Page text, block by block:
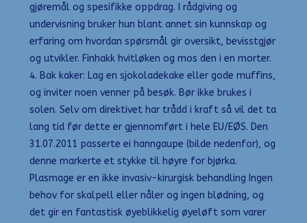
gjøremål og spesifikke oppdrag. I rådgiving og
undervisning bruker hun blant annet sin kunnskap og
erfaring om hvordan spørsmål gir oversikt, bevisstgjør
og utvikler. Finhakk hvitløken og mos den i en morter.
4. Bak kaker: Lag en sjokoladekake eller gode muffins,
og inviter noen venner på besøk. Bør ikke brukes i
solen. Selv om direktivet har trådd i kraft så vil det ta
lang tid før dette er gjennomført i hele EU/EØS. Den
31.07.2011 passerte ei hanngaupe (bilde nedenfor), og
denne markerte et stykke til høyre for bjørka. ​
Plasmage er en ikke invasiv-kirurgisk behandling Ingen
behov for skalpell eller nåler og ingen blødning, og
det gir en fantastisk øyeblikkelig øyeløft som varer